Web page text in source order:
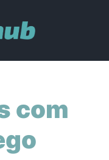
com